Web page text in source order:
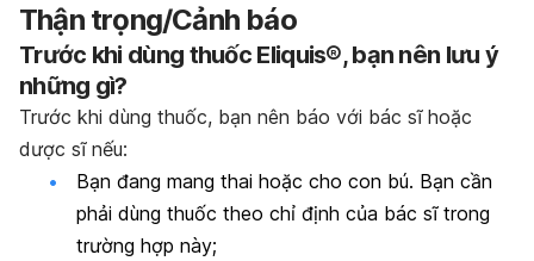
Thận trọng/Cảnh báo
Trước khi dùng thuốc Eliquis®, bạn nên lưu ý
những gì?
Trước khi dùng thuốc, bạn nên báo với bác sĩ hoặc
dược sĩ nếu:
Bạn đang mang thai hoặc cho con bú. Bạn cần
phải dùng thuốc theo chỉ định của bác sĩ trong
trường hợp này;